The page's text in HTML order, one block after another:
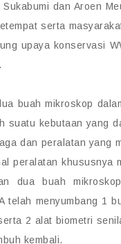
dan Aroen
serta
upaya konservasi
buah mikroskop
suatu kebutaan yang
dan peralatan yang
peralatan khususnya
dua buah
telah menyumbang 1
2 alat biometri
kembali.